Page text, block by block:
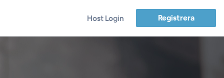
Host Login Registrera